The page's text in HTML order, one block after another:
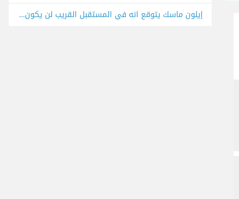
إيلون ماسك يتوقع انه في المستقبل القريب لن يكون العمل ضروري ولن يعود للمال قيمة